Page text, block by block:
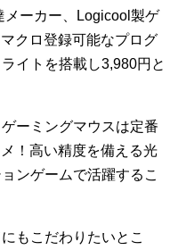
メーカー、Logicool製ゲ
マクロ登録可能なプログ
イトを搭載し3,980円と
ーミングマウスは定番
！高い精度を備える光
ンゲームで活躍するこ
もこだわりたいとこ